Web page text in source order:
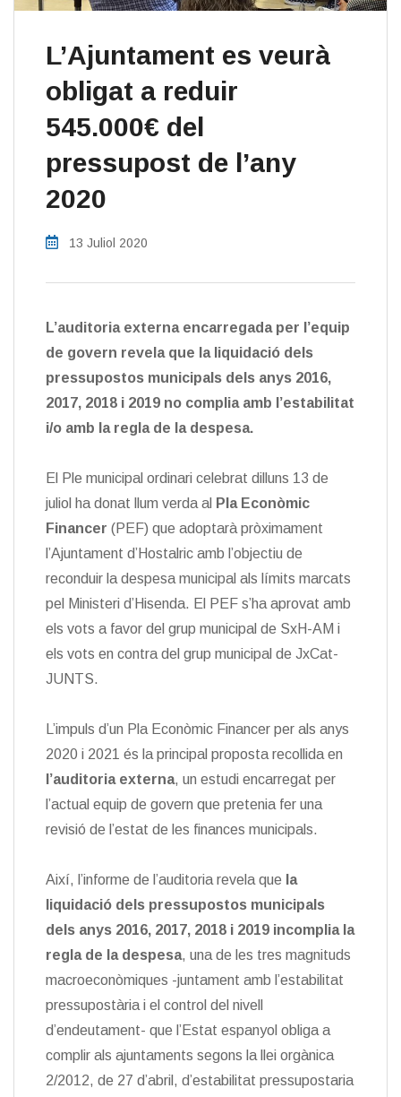
L’Ajuntament es veurà
obligat a reduir
545.000€ del
pressupost de l’any
2020
13 Juliol 2020
L’auditoria externa encarregada per l’equip
de govern revela que la liquidació dels
pressupostos municipals dels anys 2016,
2017, 2018 i 2019 no complia amb l’estabilitat
i/o amb la regla de la despesa.
El Ple municipal ordinari celebrat dilluns 13 de
juliol ha donat llum verda al Pla Econòmic
Financer (PEF) que adoptarà pròximament
l’Ajuntament d’Hostalric amb l’objectiu de
reconduir la despesa municipal als límits marcats
pel Ministeri d’Hisenda. El PEF s’ha aprovat amb
els vots a favor del grup municipal de SxH-AM i
els vots en contra del grup municipal de JxCat-
JUNTS.
L’impuls d’un Pla Econòmic Financer per als anys
2020 i 2021 és la principal proposta recollida en
l’auditoria externa, un estudi encarregat per
l’actual equip de govern que pretenia fer una
revisió de l’estat de les finances municipals.
Així, l’informe de l’auditoria revela que la
liquidació dels pressupostos municipals
dels anys 2016, 2017, 2018 i 2019 incomplia la
regla de la despesa, una de les tres magnituds
macroeconòmiques -juntament amb l’estabilitat
pressupostària i el control del nivell
d’endeutament- que l’Estat espanyol obliga a
complir als ajuntaments segons la llei orgànica
2/2012, de 27 d’abril, d’estabilitat pressupostaria